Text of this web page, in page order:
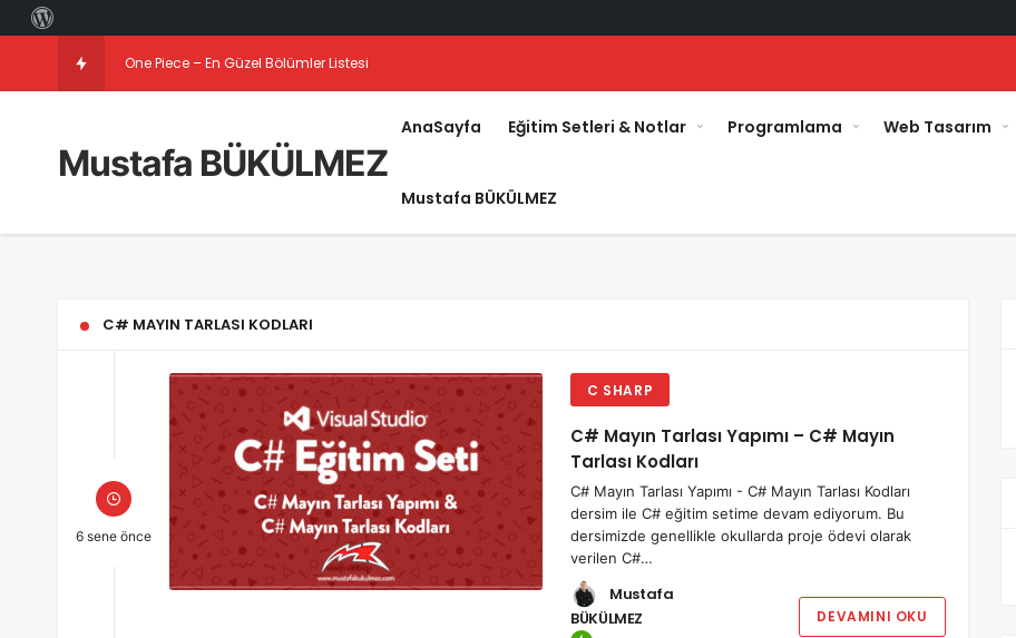
One Piece – En Güzel Bölümler Listesi
Mustafa BÜKÜLMEZ
AnaSayfa Eğitim Setleri & Notlar Programlama Web Tasarım
Mustafa BÜKÜLMEZ
C# MAYIN TARLASI KODLARI
6 sene önce
C SHARP
C# Mayın Tarlası Yapımı – C# Mayın
Tarlası Kodları
C# Mayın Tarlası Yapımı - C# Mayın Tarlası Kodları
dersim ile C# eğitim setime devam ediyorum. Bu
dersimizde genellikle okullarda proje ödevi olarak
verilen C#…
Mustafa
BÜKÜLMEZ
DEVAMINI OKU